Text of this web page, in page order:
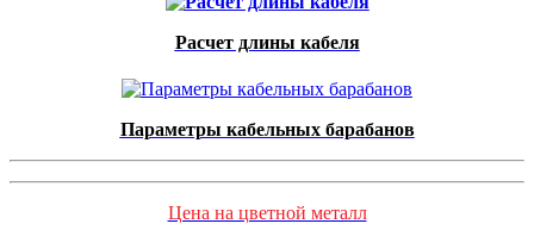
Расчет длины кабеля
Параметры кабельных барабанов
Цена на цветной металл